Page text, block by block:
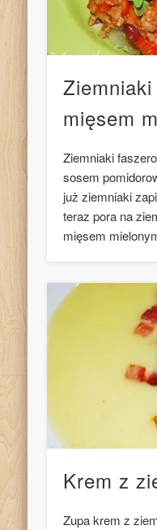
mięsem
Ziemniaki
sosem
już ziemniaki
teraz pora na
mięsem
Krem z
Zupa krem z